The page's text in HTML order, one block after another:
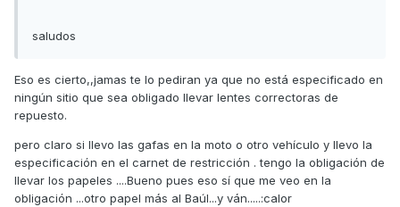
saludos
Eso es cierto,,jamas te lo pediran ya que no está especificado en
ningún sitio que sea obligado llevar lentes correctoras de
repuesto.
pero claro si llevo las gafas en la moto o otro vehículo y llevo la
especificación en el carnet de restricción . tengo la obligación de
llevar los papeles ....Bueno pues eso sí que me veo en la
obligación ...otro papel más al Baúl...y ván.....:calor